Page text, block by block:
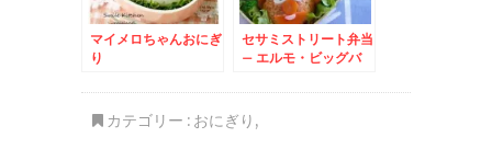
マイメロちゃんおにぎ
り
セサミストリート弁当
– エルモ・ビッグバ
ニー・バード大集合
カテゴリー : おにぎり ,